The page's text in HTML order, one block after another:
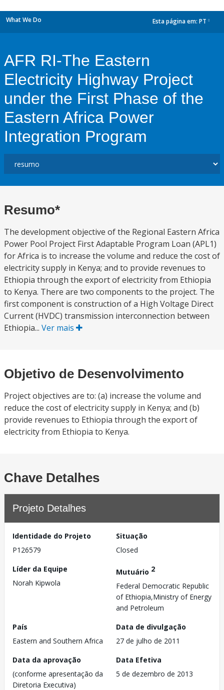
What We Do Esta página em: PT
AFR RI-The Eastern
Electricity Highway Project
under the First Phase of the
Eastern Africa Power
Integration Program
Resumo*
The development objective of the Regional Eastern Africa
Power Pool Project First Adaptable Program Loan (APL1)
for Africa is to increase the volume and reduce the cost of
electricity supply in Kenya; and to provide revenues to
Ethiopia through the export of electricity from Ethiopia
to Kenya. There are two components to the project. The
first component is construction of a High Voltage Direct
Current (HVDC) transmission interconnection between
Ethiopia... Ver mais
Objetivo de Desenvolvimento
Project objectives are to: (a) increase the volume and
reduce the cost of electricity supply in Kenya; and (b)
provide revenues to Ethiopia through the export of
electricity from Ethiopia to Kenya.
Chave Detalhes
Projeto Detalhes
Identidade do Projeto
P126579
Situação
Closed
Líder da Equipe
Norah Kipwola
Mutuário 2
Federal Democratic Republic
of Ethiopia,Ministry of Energy
and Petroleum
País
Eastern and Southern Africa
Data de divulgação
27 de julho de 2011
Data da aprovação
(conforme apresentação da
Diretoria Executiva)
Data Efetiva
5 de dezembro de 2013